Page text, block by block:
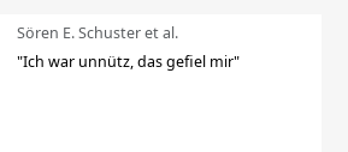
Sören E. Schuster et al.
"Ich war unnütz, das gefiel mir"